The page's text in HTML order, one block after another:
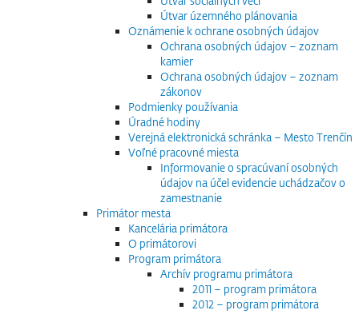
Útvar územného plánovania
Oznámenie k ochrane osobných údajov
Ochrana osobných údajov – zoznam
kamier
Ochrana osobných údajov – zoznam
zákonov
Podmienky používania
Úradné hodiny
Verejná elektronická schránka – Mesto Trenčín
Voľné pracovné miesta
Informovanie o spracúvaní osobných
údajov na účel evidencie uchádzačov o
zamestnanie
Primátor mesta
Kancelária primátora
O primátorovi
Program primátora
Archív programu primátora
2011 – program primátora
2012 – program primátora